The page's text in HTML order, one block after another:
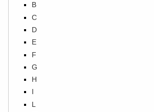
B
C
D
E
F
G
H
I
L